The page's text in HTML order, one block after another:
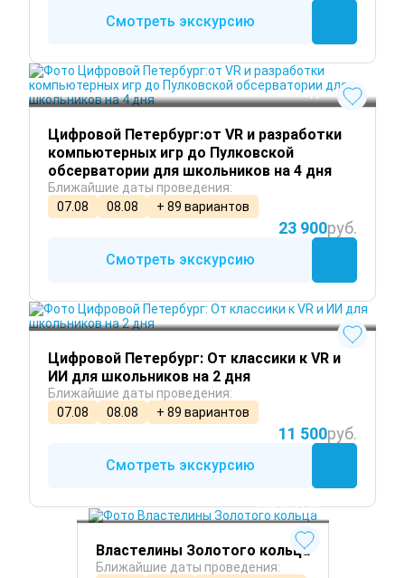
Смотреть экскурсию
Круглый год
Цифровой Петербург:от VR и разработки
компьютерных игр до Пулковской
обсерватории для школьников на 4 дня
Ближайшие даты проведения:
07.08
08.08 + 89 вариантов
23 900руб.
Смотреть экскурсию
Круглый год
Цифровой Петербург: От классики к VR и
ИИ для школьников на 2 дня
Ближайшие даты проведения:
07.08
08.08 + 89 вариантов
11 500руб.
Смотреть экскурсию
Круглый год
Властелины Золотого кольца
Ближайшие даты проведения: